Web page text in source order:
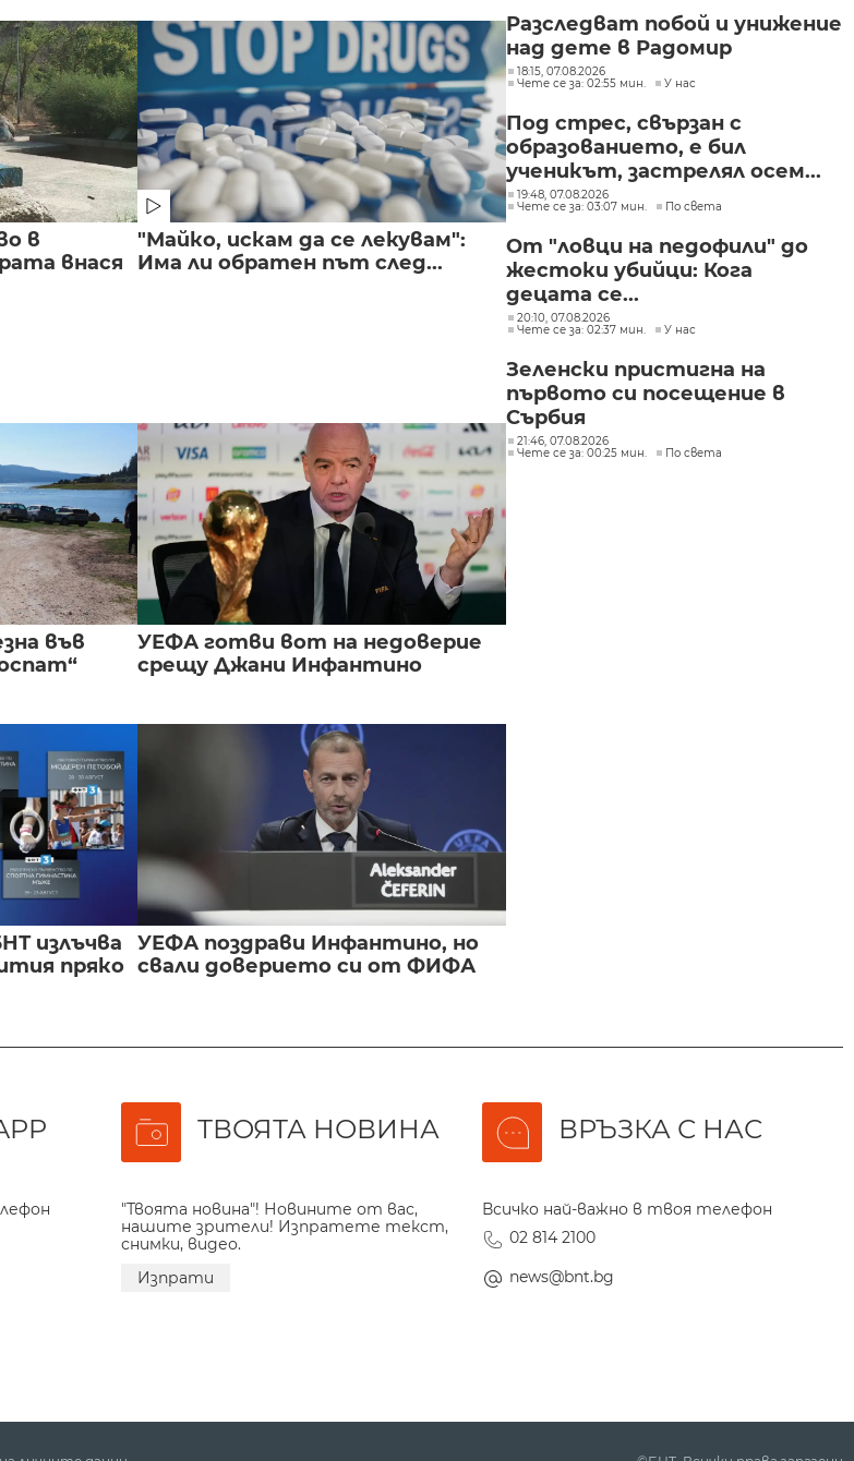
в
внася
"Майко, искам да се лекувам":
Има ли обратен път след...
във
УЕФА готви вот на недоверие
срещу Джани Инфантино
излъчва
пряко
УЕФА поздрави Инфантино, но
свали доверието си от ФИФА
Разследват побой и унижение
над дете в Радомир
18:15, 07.08.2026
Чете се за: 02:55 мин.
У нас
Под стрес, свързан с
образованието, е бил
ученикът, застрелял осем...
19:48, 07.08.2026
Чете се за: 03:07 мин.
По света
От "ловци на педофили" до
жестоки убийци: Кога
децата се...
20:10, 07.08.2026
Чете се за: 02:37 мин.
У нас
Зеленски пристигна на
първото си посещение в
Сърбия
21:46, 07.08.2026
Чете се за: 00:25 мин.
По света
ТВОЯТА НОВИНА
"Твоята новина"! Новините от вас,
нашите зрители! Изпратете текст,
снимки, видео.
Изпрати
ВРЪЗКА С НАС
Всичко най-важно в твоя телефон
02 814 2100
news@bnt.bg